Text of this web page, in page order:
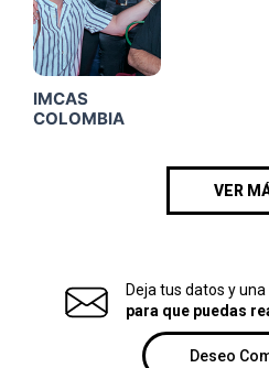
IMCAS
COLOMBIA
VER
Deja tus datos y
para que puedas
Deseo